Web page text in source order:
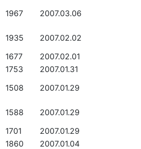
1967 2007.03.06
1935
2007.02.02
1677
2007.02.01
1753
2007.01.31
1508 2007.01.29
1588
2007.01.29
1701
2007.01.29
1860
2007.01.04